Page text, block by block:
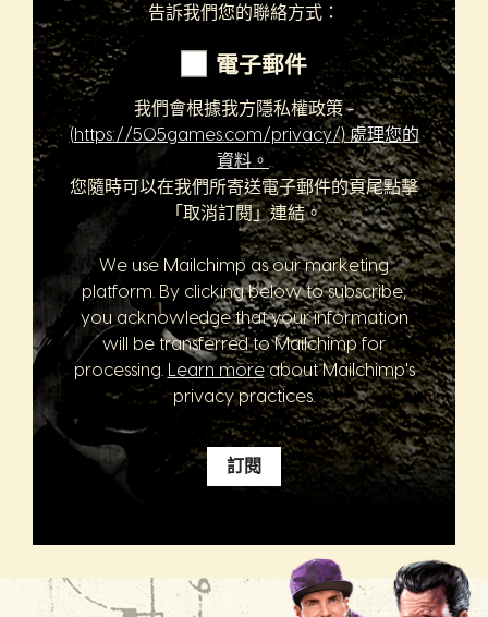
告訴我們您的聯絡方式：
電子郵件
我們會根據我方隱私權政策 -
(https://505games.com/privacy/) 處理您的
資料。
您隨時可以在我們所寄送電子郵件的頁尾點擊
「取消訂閱」連結。
We use Mailchimp as our marketing
platform. By clicking below to subscribe,
you acknowledge that your information
will be transferred to Mailchimp for
processing.
Learn moreabout Mailchimp's
privacy practices.
訂閱